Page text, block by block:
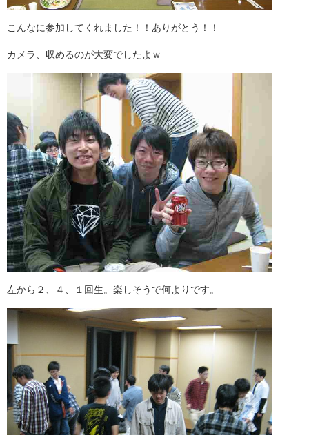
こんなに参加してくれました！！ありがとう！！
カメラ、収めるのが大変でしたよｗ
左から２、４、１回生。楽しそうで何よりです。